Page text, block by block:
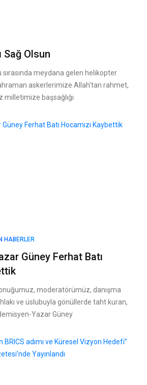
Sağ Olsun
sırasında meydana gelen helikopter
askerlerimize Allah’tan rahmet,
milletimize başsağlığı
HABERLER
Güney Ferhat Batı
moderatörümüz, danışma
ve üslubuyla gönüllerde taht kuran,
Yazar Güney